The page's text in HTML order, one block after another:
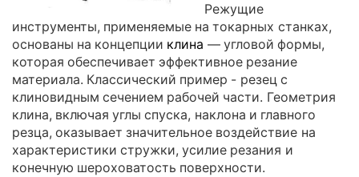
Режущие
инструменты, применяемые на токарных станках,
основаны на концепции клина — угловой формы,
которая обеспечивает эффективное резание
материала. Классический пример - резец с
клиновидным сечением рабочей части. Геометрия
клина, включая углы спуска, наклона и главного
резца, оказывает значительное воздействие на
характеристики стружки, усилие резания и
конечную шероховатость поверхности.